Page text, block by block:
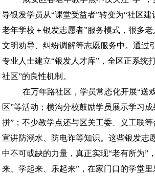
导银发学员从“课堂受益者”转变为“社区建
老年学校＋银发志愿者”服务模式，很多老
文明劝导、纠纷调解等志愿服务中。通过
专业人士建立“银发人才库”，全区正系统
社区”的良性机制。
在万年路社区，学员常态化开展“送
区”等活动；横沟分校鼓励学员展示学习
拼”；不少教学点还与区关工委、义工联等
宣讲防溺水、防电诈等知识。这些银发志
中不可或缺的力量，真正实现“老有所为”
来、学起来、乐起来”，在家门口的学堂里